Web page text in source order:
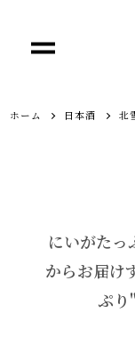
ホーム 日本酒 北
にいがたっ
からお届け
ぷり